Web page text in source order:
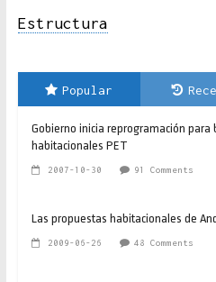
Estructura
Popular
Gobierno inicia reprogramación
habitacionales PET
2007-10-30 91 Comments
Las propuestas habitacionales de
2009-06-26 48 Comments